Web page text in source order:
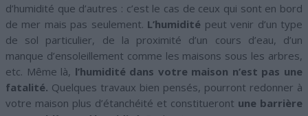
d’humidité que d’autres : c’est le cas de ceux qui sont en bord
de mer mais pas seulement. L’humidité peut venir d’un type
de sol particulier, de la proximité d’un cours d’eau, d’un
manque d’ensoleillement comme les maisons sous les arbres,
etc. Même là, l’humidité dans votre maison n’est pas une
fatalité. Quelques travaux bien pensés, pourront redonner à
votre maison plus d’étanchéité et constitueront une barrière